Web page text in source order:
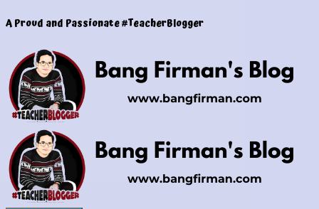
A Proud and Passionate #TeacherBlogger